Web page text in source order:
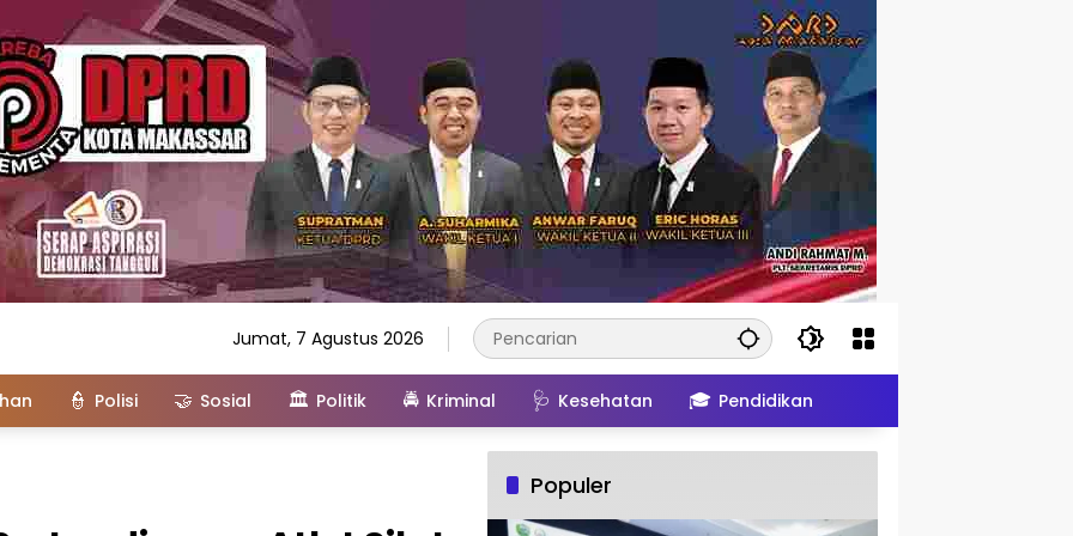
Jumat, 7 Agustus 2026
👮 Polisi 🤝 Sosial 🏛️ Politik 🚔 Kriminal 🩺 Kesehatan 🎓 Pendidikan
Populer